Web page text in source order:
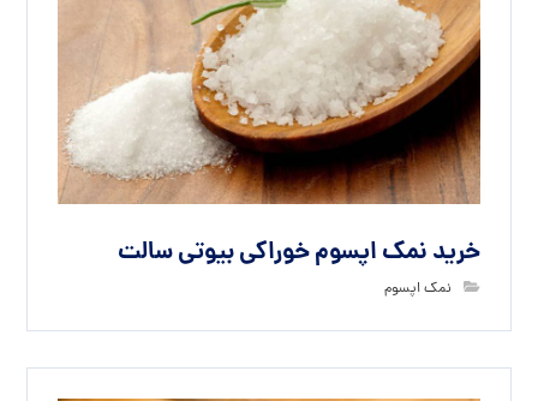
خرید نمک اپسوم خوراکی بیوتی سالت
نمک اپسوم